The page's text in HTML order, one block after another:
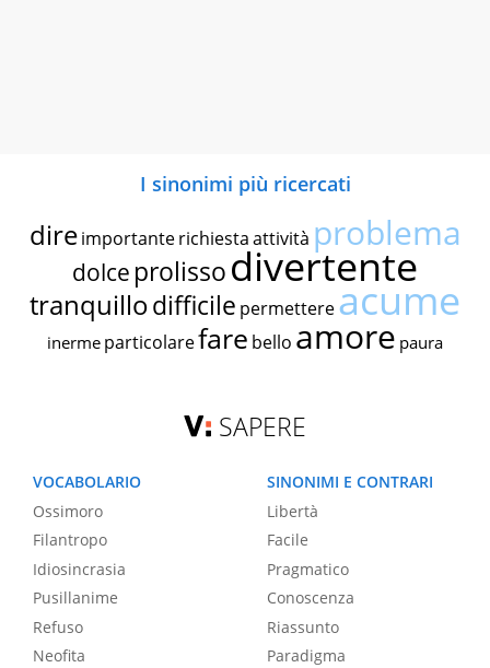
I sinonimi più ricercati
dire importante richiestaattività problema
dolce prolissodivertente
tranquillodifficile permettereacume
inerme particolarefare bello amore paura
SAPERE
VOCABOLARIO
Ossimoro
Filantropo
Idiosincrasia
Pusillanime
Refuso
Neofita
SINONIMI E CONTRARI
Libertà
Facile
Pragmatico
Conoscenza
Riassunto
Paradigma